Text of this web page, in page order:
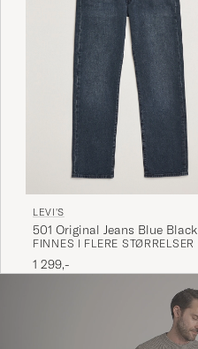
LEVI'S
501 Original Jeans Blue Black
FINNES I FLERE STØRRELSER
1 299,-